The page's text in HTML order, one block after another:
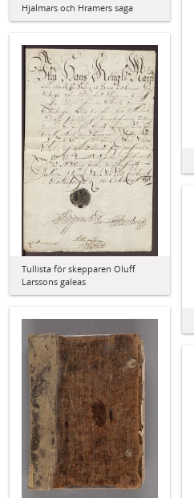
Hjalmars och Hramers saga
Tullista för skepparen Oluff
Larssons galeas